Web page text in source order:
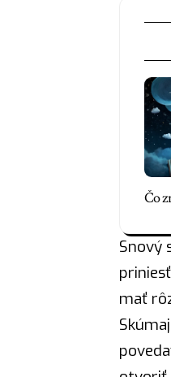
Čo
Snový
mať